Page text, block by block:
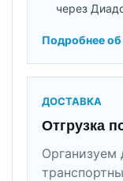
через
Подробнее об
ДОСТАВКА
Отгрузка
Организуем